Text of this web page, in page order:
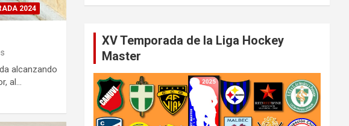
2024
alcanzando
al…
XV Temporada de la Liga Hockey
Master